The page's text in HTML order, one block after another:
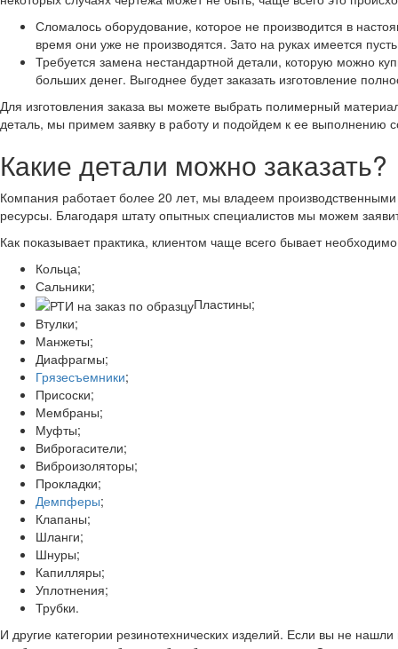
Сломалось оборудование, которое не производится в
время они уже не производятся. Зато на руках имеется
Требуется замена нестандартной детали, которую можно
больших денег. Выгоднее будет заказать изготовление
Для изготовления заказа вы можете выбрать полимерный
деталь, мы примем заявку в работу и подойдем к ее выполнению
Какие детали можно заказать?
Компания работает более 20 лет, мы владеем
ресурсы. Благодаря штату опытных специалистов мы можем
Как показывает практика, клиентом чаще всего бывает
Кольца;
Сальники;
Пластины;
Втулки;
Манжеты;
Диафрагмы;
Грязесъемники;
Присоски;
Мембраны;
Муфты;
Виброгасители;
Виброизоляторы;
Прокладки;
Демпферы;
Клапаны;
Шланги;
Шнуры;
Капилляры;
Уплотнения;
Трубки.
И другие категории резинотехнических изделий. Если вы не